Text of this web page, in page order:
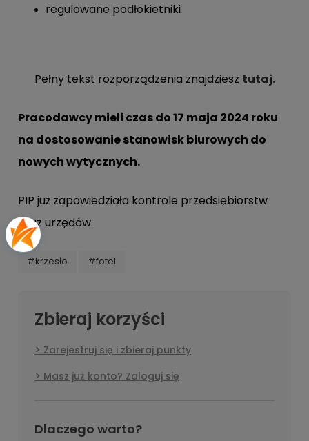
regulowane podłokietniki
Pełny tekst rozporządzenia znajdziesz tutaj.
Pracodawcy mieli czas do 17 maja 2024 roku
na dostosowanie stanowisk biurowych do
nowych wytycznych.
PIP już zapowiedziała kontrole przedsiębiorstw
oraz urzędów.
#krzesło #fotel
Zbieraj korzyści
Zarejestruj się i zbieraj punkty
Masz już konto? Zaloguj się
Dlaczego warto?